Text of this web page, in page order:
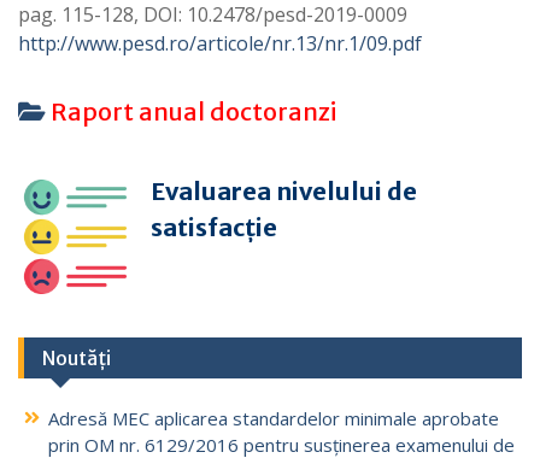
pag. 115-128, DOI: 10.2478/pesd-2019-0009
http://www.pesd.ro/articole/nr.13/nr.1/09.pdf
Raport anual doctoranzi
Evaluarea nivelului de
satisfacție
Noutăți
Adresă MEC aplicarea standardelor minimale aprobate
prin OM nr. 6129/2016 pentru susținerea examenului de